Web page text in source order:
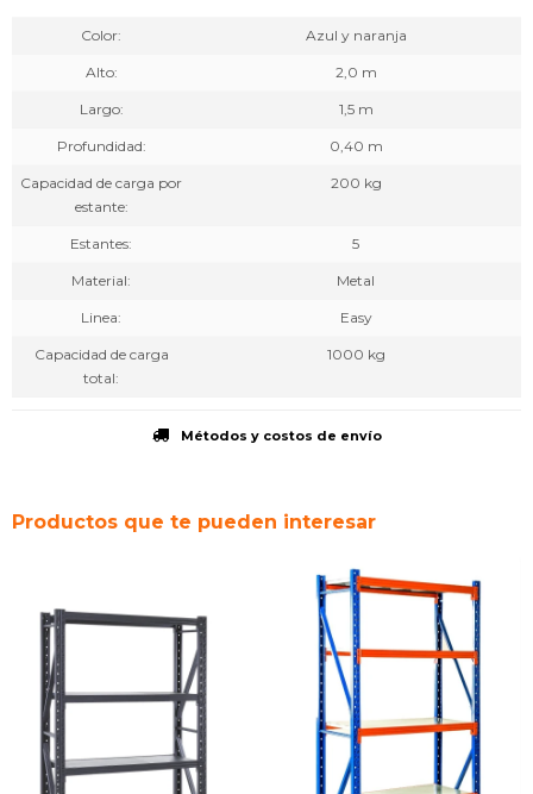
Color Azul y naranja
Alto 2,0 m
Largo 1,5 m
Profundidad 0,40 m
Capacidad de carga por
estante
200 kg
Estantes 5
Material Metal
Linea Easy
Capacidad de carga
total
1000 kg
Métodos y costos de envío
Productos que te pueden interesar